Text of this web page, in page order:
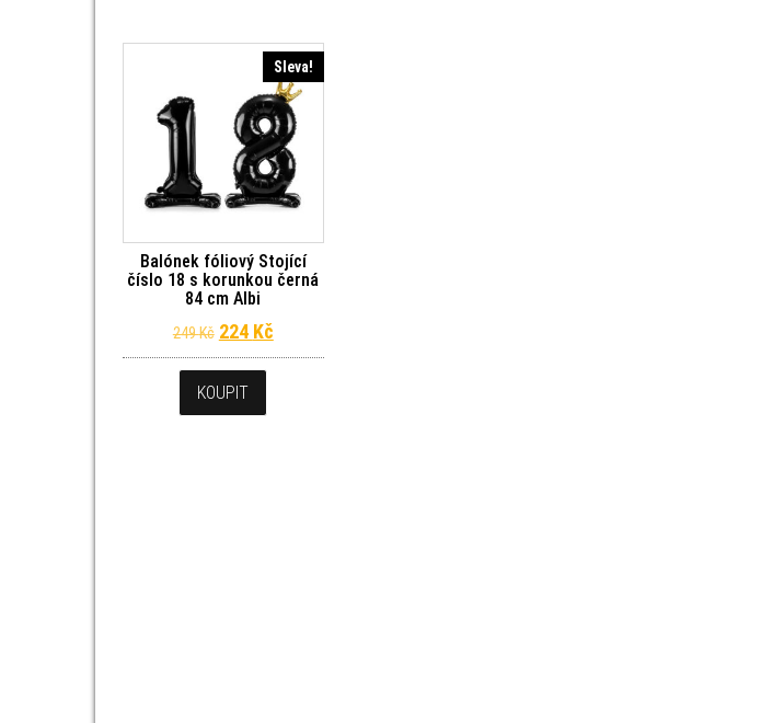
Sleva!
Balónek fóliový Stojící
číslo 18 s korunkou černá
84 cm Albi
249Kč Původní cena byla: 249 Kč.
224 KčAktuální cena je: 224 Kč.
KOUPIT